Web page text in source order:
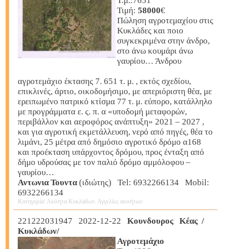
Τιμή: 58000€
Πώληση αγροτεμαχίου στις
Κυκλάδες και ποιο
συγκεκριμένα στην άνδρο,
στο άνω κουμάρι άνω
γαυρίου… Άνδρου
αγροτεμάχιο έκτασης 7. 651 τ. μ. , εκτός σχεδίου,
επικλινές, άρτιο, οικοδομήσιμο, με απεριόριστη θέα, με
ερειπωμένο πατρικό κτίσμα 77 τ. μ. εύπορο, κατάλληλο
με προγράμματα ε. ς. π. α «υποδομή μεταφορών,
περιβάλλον και αεροφόρος ανάπτυξη» 2021 – 2027 ,
και για αγροτική εκμετάλλευση, νερό από πηγές, θέα το
λιμάνι, 25 μέτρα από δημόσιο αγροτικό δρόμο α168
και προέκταση υπάρχοντος δρόμου, προς ένταξη από
δήμο υδρούσας με τον παλιό δρόμο αμμόλοφου –
γαυρίου…
Αντωνια Τουντα(ιδιώτης) Tel: 6932266134 Mobil:
6932266134
Κατηγορία: Ακίνητα Κυκλάδων. Αγγελίες ακινήτων
221222031947 2022-12-22
Κουνδουρος Κέας /
Κυκλάδων/
Αγροτεμάχιο